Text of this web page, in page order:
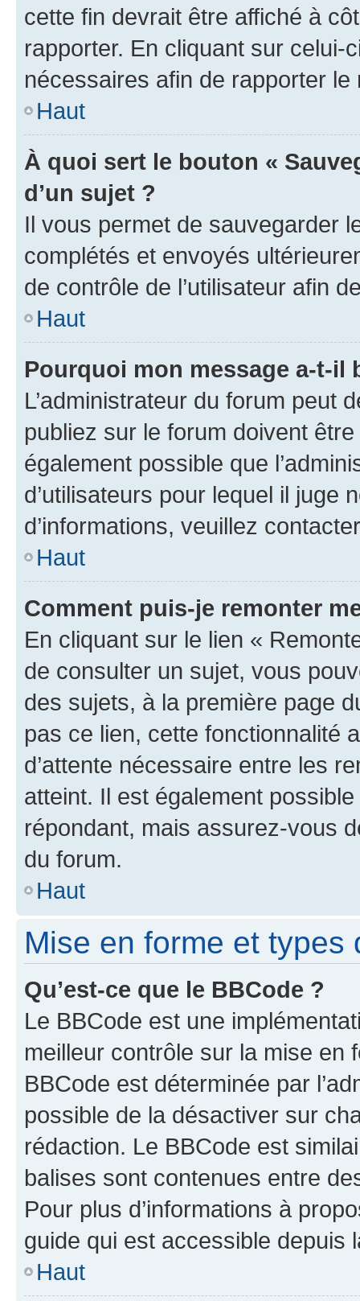
cette fin devrait être affiché à
rapporter. En cliquant sur
nécessaires afin de rapporter le
Haut
À quoi sert le bouton «
d’un sujet ?
Il vous permet de sauvegarder
complétés et envoyés
de contrôle de l’utilisateur afin
Haut
Pourquoi mon message a-t-il
L’administrateur du forum peut
publiez sur le forum doivent
également possible que
d’utilisateurs pour lequel il juge
d’informations, veuillez
Haut
Comment puis-je remonter
En cliquant sur le lien «
de consulter un sujet, vous
des sujets, à la première page
pas ce lien, cette fonctionnalité
d’attente nécessaire entre les
atteint. Il est également
répondant, mais assurez-vous
du forum.
Haut
Mise en forme et types
Qu’est-ce que le BBCode ?
Le BBCode est une
meilleur contrôle sur la mise en
BBCode est déterminée par
possible de la désactiver sur
rédaction. Le BBCode est
balises sont contenues entre
Pour plus d’informations à
guide qui est accessible depuis
Haut